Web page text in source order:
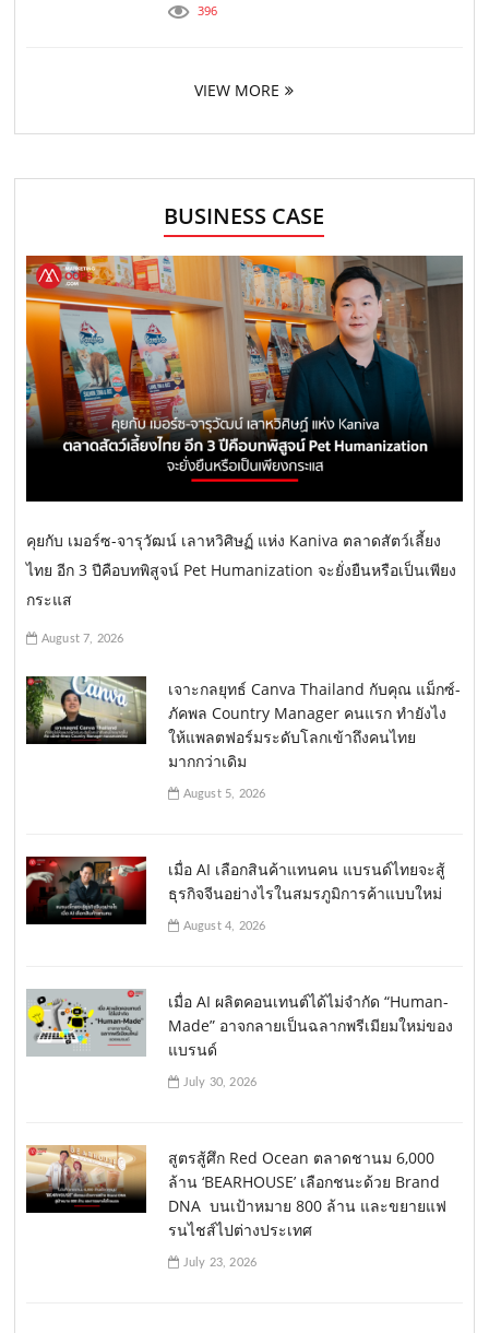
396
VIEW MORE
BUSINESS CASE
คุยกับ เมอร์ซ-จารุวัฒน์ เลาหวิศิษฏ์ แห่ง Kaniva ตลาดสัตว์เลี้ยง
ไทย อีก 3 ปีคือบทพิสูจน์ Pet Humanization จะยั่งยืนหรือเป็นเพียง
กระแส
August 7, 2026
เจาะกลยุทธ์ Canva Thailand กับคุณ แม็กซ์-
ภัคพล Country Manager คนแรก ทำยังไง
ให้แพลตฟอร์มระดับโลกเข้าถึงคนไทย
มากกว่าเดิม
August 5, 2026
เมื่อ AI เลือกสินค้าแทนคน แบรนด์ไทยจะสู้
ธุรกิจจีนอย่างไรในสมรภูมิการค้าแบบใหม่
August 4, 2026
เมื่อ AI ผลิตคอนเทนต์ได้ไม่จำกัด “Human-
Made” อาจกลายเป็นฉลากพรีเมียมใหม่ของ
แบรนด์
July 30, 2026
สูตรสู้ศึก Red Ocean ตลาดชานม 6,000
ล้าน ‘BEARHOUSE’ เลือกชนะด้วย Brand
DNA บนเป้าหมาย 800 ล้าน และขยายแฟ
รนไชส์ไปต่างประเทศ
July 23, 2026